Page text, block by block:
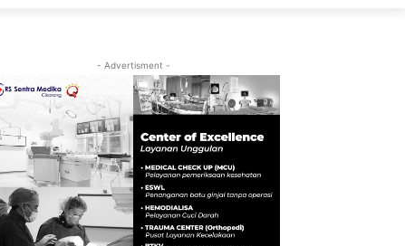
- Advertisment -